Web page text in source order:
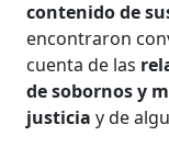
contenido de
encontraron
cuenta de las
de sobornos y
justiciay de